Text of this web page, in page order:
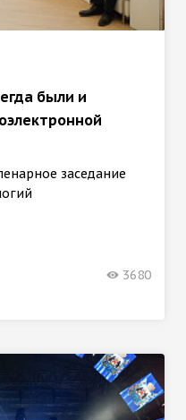
были и
заседание
3680